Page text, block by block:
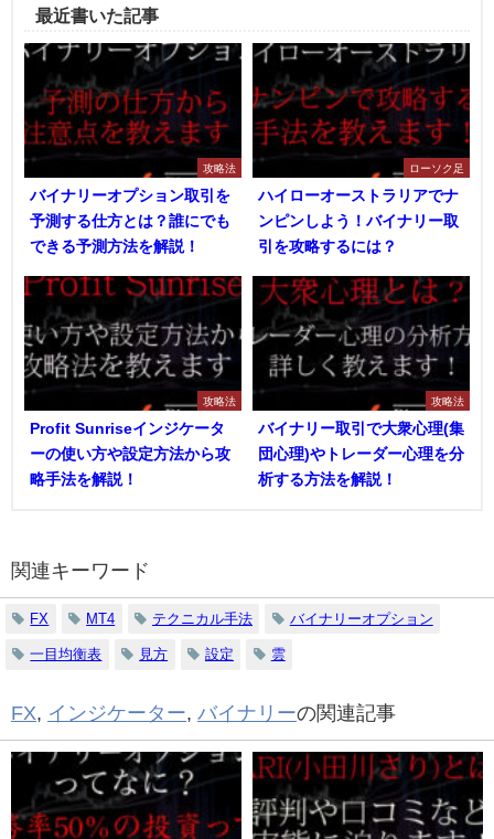
最近書いた記事
攻略法
バイナリーオプション取引を
予測する仕方とは？誰にでも
できる予測方法を解説！
ローソク足
ハイローオーストラリアでナ
ンピンしよう！バイナリー取
引を攻略するには？
攻略法
Profit Sunriseインジケータ
ーの使い方や設定方法から攻
略手法を解説！
攻略法
バイナリー取引で大衆心理(集
団心理)やトレーダー心理を分
析する方法を解説！
関連キーワード
FX MT4 テクニカル手法 バイナリーオプション
一目均衡表 見方 設定 雲
FX, インジケーター, バイナリーの関連記事